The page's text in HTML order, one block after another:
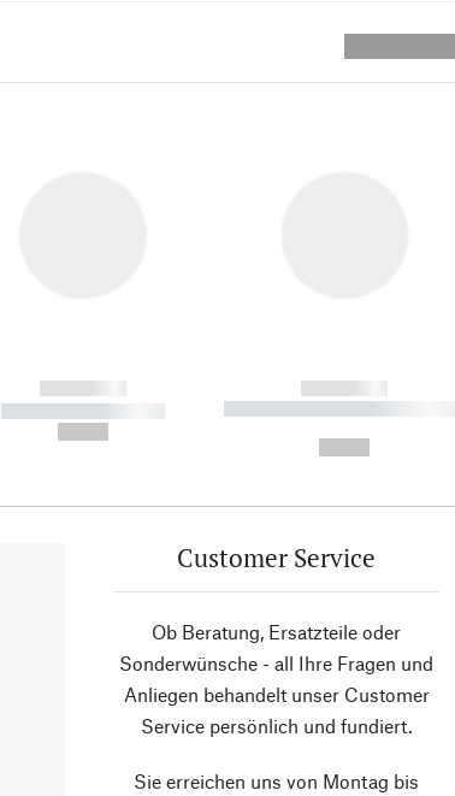
------------
----------- -----------
------------
----------- ----------- ----------
Customer Service
Ob Beratung, Ersatzteile oder
Sonderwünsche - all Ihre Fragen und
Anliegen behandelt unser Customer
Service persönlich und fundiert.
Sie erreichen uns von Montag bis